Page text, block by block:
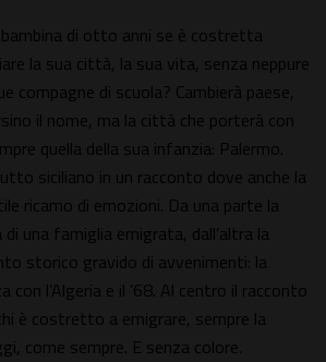
bambina di otto anni se è costretta
la sua città, la sua vita, senza neppure
compagne di scuola? Cambierà paese,
il nome, ma la città che porterà con
quella della sua infanzia: Palermo.
siciliano in un racconto dove anche la
ricamo di emozioni. Da una parte la
una famiglia emigrata, dall’altra la
storico gravido di avvenimenti: la
con l’Algeria e il ’68. Al centro il racconto
è costretto a emigrare, sempre la
come sempre. E senza colore.